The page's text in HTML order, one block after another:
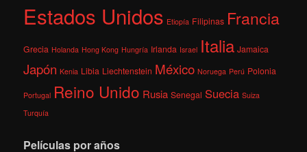
Estados Unidos Etiopía Filipinas Francia
Grecia Holanda Hong Kong Hungría Irlanda Israel Italia Jamaica
Japón Kenia Libia Liechtenstein México Noruega Perú Polonia
Portugal Reino Unido Rusia Senegal Suecia Suiza
Turquía
Películas por años